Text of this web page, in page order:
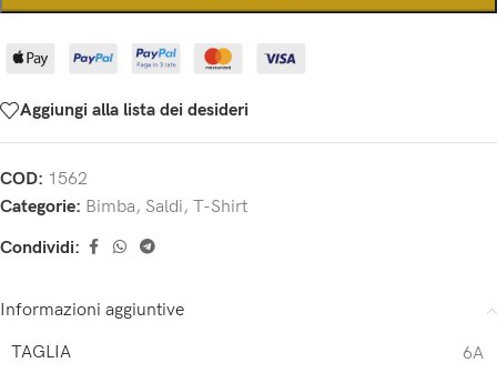
Aggiungi alla lista dei desideri
COD: 1562
Categorie: Bimba, Saldi, T-Shirt
Condividi:
Informazioni aggiuntive
TAGLIA
6A